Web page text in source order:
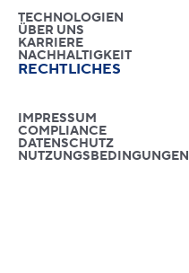
TECHNOLOGIEN
ÜBER UNS
KARRIERE
NACHHALTIGKEIT
RECHTLICHES
IMPRESSUM
COMPLIANCE
DATENSCHUTZ
NUTZUNGSBEDINGUNGEN